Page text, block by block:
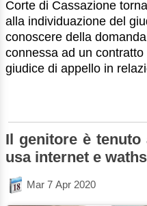
Corte di Cassazione
alla individuazione del
conoscere della
connessa ad un
giudice di appello in
Il genitore è
usa internet e
Mar 7 Apr 2020